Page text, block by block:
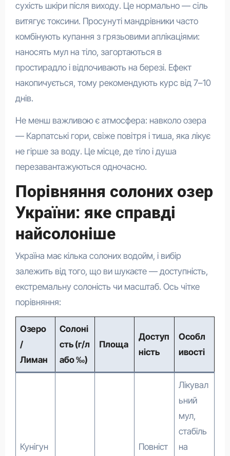
сухість шкіри після виходу. Це нормально — сіль
витягує токсини. Просунуті мандрівники часто
комбінують купання з грязьовими аплікаціями:
наносять мул на тіло, загортаються в
простирадло і відпочивають на березі. Ефект
накопичується, тому рекомендують курс від 7–10
днів.
Не менш важливою є атмосфера: навколо озера
— Карпатські гори, свіже повітря і тиша, яка лікує
не гірше за воду. Це місце, де тіло і душа
перезавантажуються одночасно.
Порівняння солоних озер
України: яке справді
найсолоніше
Україна має кілька солоних водойм, і вибір
залежить від того, що ви шукаєте — доступність,
екстремальну солоність чи масштаб. Ось чітке
порівняння:
Озеро
/
Лиман
Солоні
сть (г/л
або ‰)
Площа
Доступ
ність
Особл
ивості
Кунігун
Повніст
Лікувал
ьний
мул,
стабіль
на